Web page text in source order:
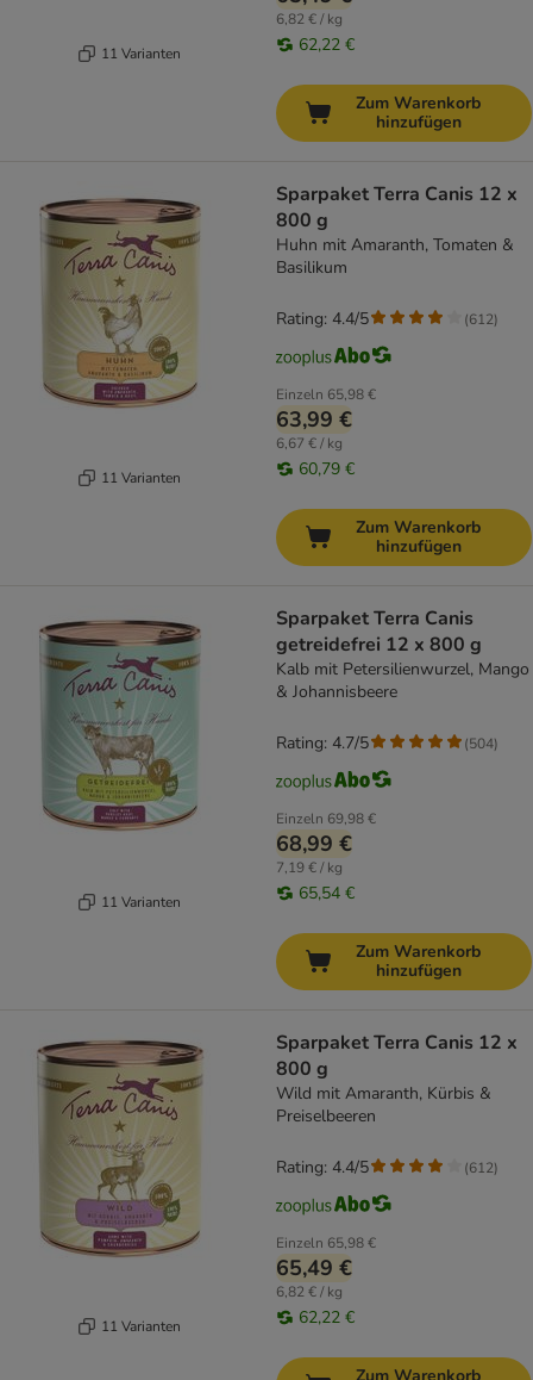
11 Varianten
6,82 € / kg
62,22 €
Zum Warenkorb
hinzufügen
11 Varianten
Sparpaket Terra Canis 12 x
800 g
Huhn mit Amaranth, Tomaten &
Basilikum
Einzeln 65,98 €
63,99 €
6,67 € / kg
60,79 €
Rating: 4.4/5 (612)
Zum Warenkorb
hinzufügen
11 Varianten
Sparpaket Terra Canis
getreidefrei 12 x 800 g
Kalb mit Petersilienwurzel, Mango
& Johannisbeere
Einzeln 69,98 €
68,99 €
7,19 € / kg
65,54 €
Rating: 4.7/5 (504)
Zum Warenkorb
hinzufügen
11 Varianten
Sparpaket Terra Canis 12 x
800 g
Wild mit Amaranth, Kürbis &
Preiselbeeren
Einzeln 65,98 €
65,49 €
6,82 € / kg
62,22 €
Rating: 4.4/5 (612)